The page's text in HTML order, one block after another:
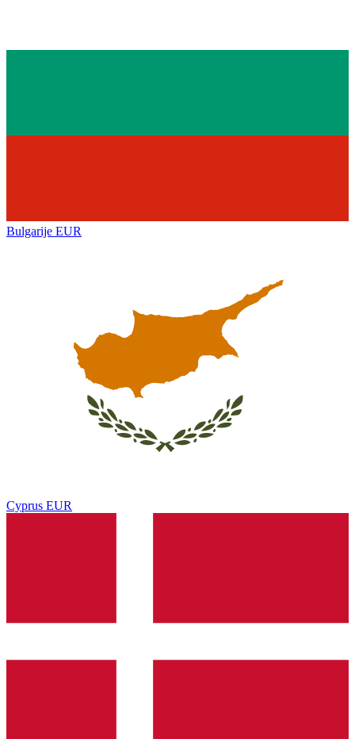
Bulgarije EUR
Cyprus EUR